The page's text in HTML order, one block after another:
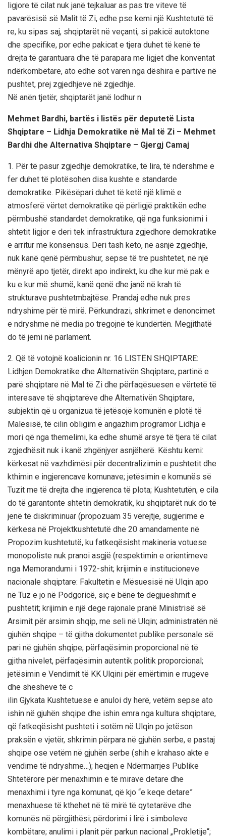
ligjore të cilat nuk janë tejkaluar as pas tre viteve të
pavarësisë së Malit të Zi, edhe pse kemi një Kushtetutë të
re, ku sipas saj, shqiptarët në veçanti, si pakicë autoktone
dhe specifike, por edhe pakicat e tjera duhet të kenë të
drejta të garantuara dhe të parapara me ligjet dhe konventat
ndërkombëtare, ato edhe sot varen nga dëshira e partive në
pushtet, prej zgjedhjeve në zgjedhje.
Në anën tjetër, shqiptarët janë lodhur n
Mehmet Bardhi, bartës i listës për deputetë Lista
Shqiptare – Lidhja Demokratike në Mal të Zi – Mehmet
Bardhi dhe Alternativa Shqiptare – Gjergj Camaj
1. Për të pasur zgjedhje demokratike, të lira, të ndershme e
fer duhet të plotësohen disa kushte e standarde
demokratike. Pikësëpari duhet të ketë një klimë e
atmosferë vërtet demokratike që përligjë praktikën edhe
përmbushë standardet demokratike, që nga funksionimi i
shtetit ligjor e deri tek infrastruktura zgjedhore demokratike
e arritur me konsensus. Deri tash këto, në asnjë zgjedhje,
nuk kanë qenë përmbushur, sepse të tre pushtetet, në një
mënyrë apo tjetër, direkt apo indirekt, ku dhe kur më pak e
ku e kur më shumë, kanë qenë dhe janë në krah të
strukturave pushtetmbajtëse. Prandaj edhe nuk pres
ndryshime për të mirë. Përkundrazi, shkrimet e denoncimet
e ndryshme në media po tregojnë të kundërtën. Megjithatë
do të jemi në parlament.
2. Që të votojnë koalicionin nr. 16 LISTËN SHQIPTARE:
Lidhjen Demokratike dhe Alternativën Shqiptare, partinë e
parë shqiptare në Mal të Zi dhe përfaqësuesen e vërtetë të
interesave të shqiptarëve dhe Alternativën Shqiptare,
subjektin që u organizua të jetësojë komunën e plotë të
Malësisë, të cilin obligim e angazhim programor Lidhja e
mori që nga themelimi, ka edhe shumë arsye të tjera të cilat
zgjedhësit nuk i kanë zhgënjyer asnjëherë. Kështu kemi:
kërkesat në vazhdimësi për decentralizimin e pushtetit dhe
kthimin e ingjerencave komunave; jetësimin e komunës së
Tuzit me të drejta dhe ingjerenca të plota; Kushtetutën, e cila
do të garantonte shtetin demokratik, ku shqiptarët nuk do të
jenë të diskriminuar (propozuam 35 vërejtje, sugjerime e
kërkesa në Projektkushtetutë dhe 20 amandamente në
Propozim kushtetutë, ku fatkeqësisht makineria votuese
monopoliste nuk pranoi asgjë (respektimin e orientimeve
nga Memorandumi i 1972-shit; krijimin e institucioneve
nacionale shqiptare: Fakultetin e Mësuesisë në Ulqin apo
në Tuz e jo në Podgoricë, siç e bënë të dëgjueshmit e
pushtetit; krijimin e një dege rajonale pranë Ministrisë së
Arsimit për arsimin shqip, me seli në Ulqin; administratën në
gjuhën shqipe – të gjitha dokumentet publike personale së
pari në gjuhën shqipe; përfaqësimin proporcional në të
gjitha nivelet, përfaqësimin autentik politik proporcional;
jetësimin e Vendimit të KK Ulqini për emërtimin e rrugëve
dhe shesheve të c
ilin Gjykata Kushtetuese e anuloi dy herë, vetëm sepse ato
ishin në gjuhën shqipe dhe ishin emra nga kultura shqiptare,
që fatkeqësisht pushteti i sotëm në Ulqin po jetëson
praksën e vjetër, shkrimin përpara në gjuhën serbe, e pastaj
shqipe ose vetëm në gjuhën serbe (shih e krahaso akte e
vendime të ndryshme…); heqjen e Ndërmarrjes Publike
Shtetërore për menaxhimin e të mirave detare dhe
menaxhimi i tyre nga komunat, që kjo “e keqe detare”
menaxhuese të kthehet në të mirë të qytetarëve dhe
komunës në përgjithësi; përdorimi i lirë i simboleve
kombëtare; anulimi i planit për parkun nacional „Prokletije“;